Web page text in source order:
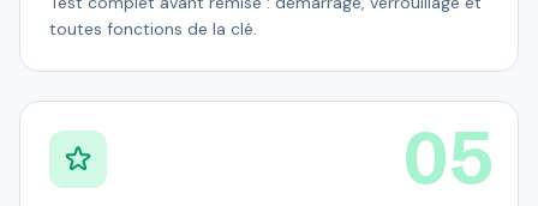
toutes fonctions de la clé.
05